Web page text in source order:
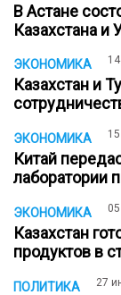
В Астане
Казахстана и
ЭКОНОМИКА
Казахстан и
ЭКОНОМИКА
Китай
лаборатории
ЭКОНОМИКА
Казахстан
продуктов в
ПОЛИТИКА 27